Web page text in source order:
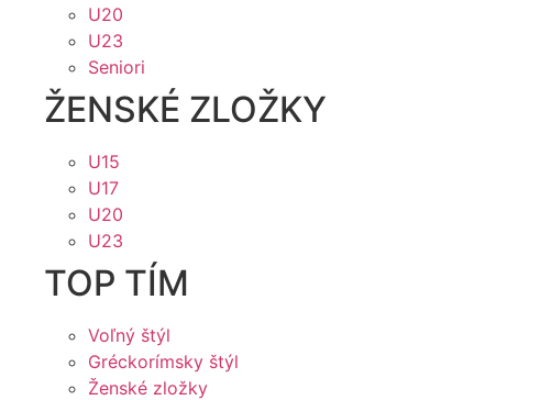
U20
U23
Seniori
ŽENSKÉ ZLOŽKY
U15
U17
U20
U23
TOP TÍM
Voľný štýl
Gréckorímsky štýl
Ženské zložky